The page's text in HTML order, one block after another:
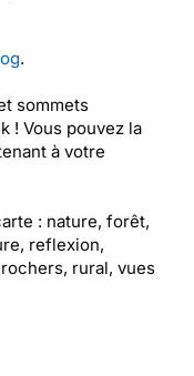
.
sommets
! Vous pouvez la
à votre
: nature, forêt,
reflexion,
rural, vues